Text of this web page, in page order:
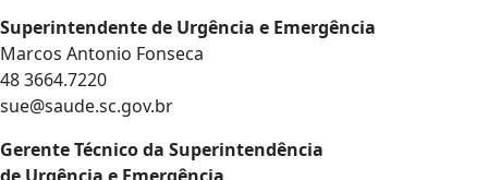
Superintendente de Urgência e Emergência
Marcos Antonio Fonseca
48 3664.7220
sue@saude.sc.gov.br
Gerente Técnico da Superintendência